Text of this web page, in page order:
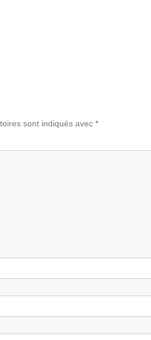
sont indiqués avec *